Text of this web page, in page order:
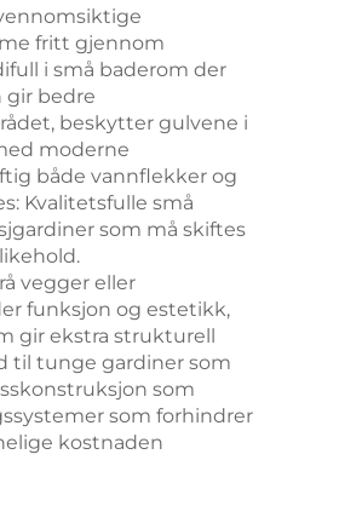
fritt gjennom
i små baderom der
gir bedre
beskytter gulvene i
moderne
både vannflekker og
Kvalitetsfulle små
som må skiftes
vegger eller
funksjon og estetikk,
gir ekstra strukturell
til tunge gardiner som
som
som forhindrer
kostnaden